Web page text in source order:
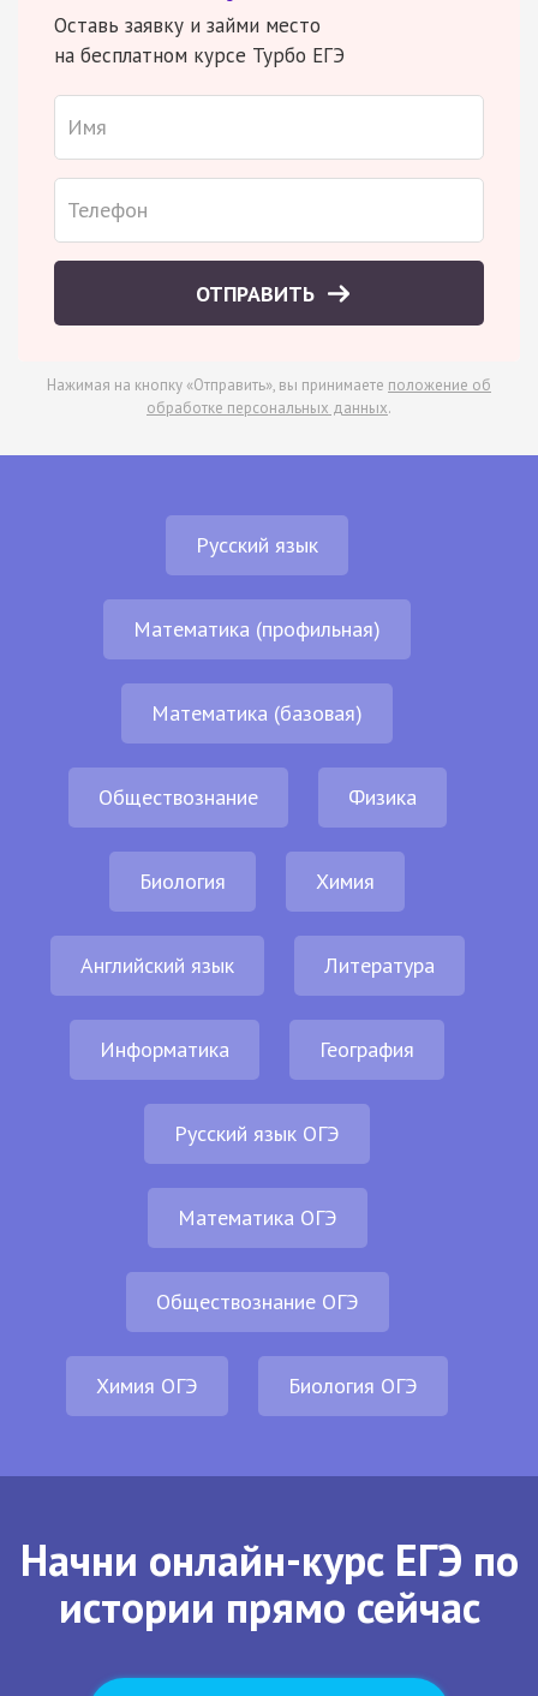
Оставь заявку и займи место
на бесплатном курсе Турбо ЕГЭ
ОТПРАВИТЬ
Нажимая на кнопку «Отправить», вы принимаете положение об
обработке персональных данных.
Русский язык
Математика (профильная)
Математика (базовая)
Обществознание Физика
Биология Химия
Английский язык Литература
Информатика География
Русский язык ОГЭ
Математика ОГЭ
Обществознание ОГЭ
Химия ОГЭ Биология ОГЭ
Начни онлайн-курс ЕГЭ по
истории прямо сейчас